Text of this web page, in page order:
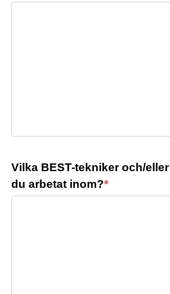
Vilka BEST-tekniker och/
du arbetat inom?*